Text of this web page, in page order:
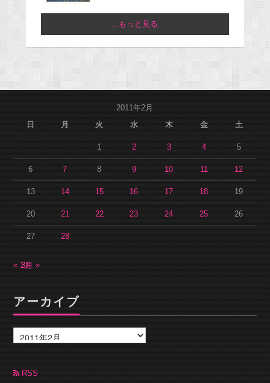
...もっと見る
2011年2月
日
月 火 水 木 金 土
1 2 3 4 5
6 7 8 9 10 11 12
13 14 15 16 17 18 19
20 21 22 23 24 25 26
27 28
« 1月3月 »
アーカイブ
ー
カ
ブ RSS